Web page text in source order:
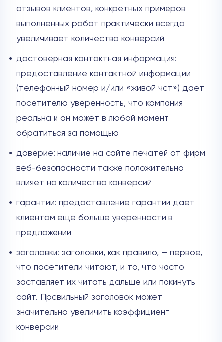
отзывов клиентов, конкретных примеров
выполненных работ практически всегда
увеличивает количество конверсий
достоверная контактная информация:
предоставление контактной информации
(телефонный номер и/или «живой чат») дает
посетителю уверенность, что компания
реальна и он может в любой момент
обратиться за помощью
доверие: наличие на сайте печатей от фирм
веб-безопасности также положительно
влияет на количество конверсий
гарантии: предоставление гарантии дает
клиентам еще больше уверенности в
предложении
заголовки: заголовки, как правило, — первое,
что посетители читают, и то, что часто
заставляет их читать дальше или покинуть
сайт. Правильный заголовок может
значительно увеличить коэффициент
конверсии